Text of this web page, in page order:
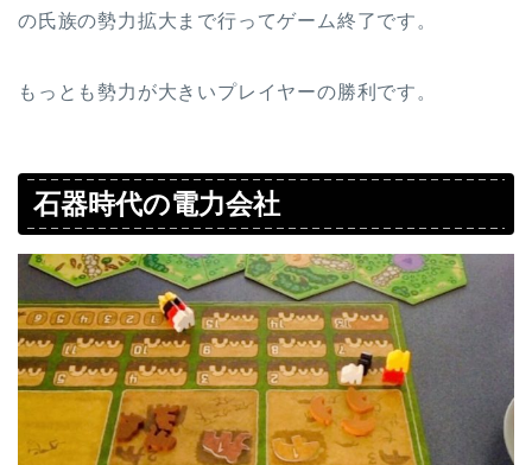
の氏族の勢力拡大まで行ってゲーム終了です。
もっとも勢力が大きいプレイヤーの勝利です。
石器時代の電力会社